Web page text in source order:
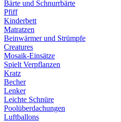
Bärte und Schnurrbärte
Pfiff
Kinderbett
Matratzen
Beinwärmer und Strümpfe
Creatures
Mosaik-Einsätze
Spielt Verpflanzen
Kratz
Becher
Lenker
Leichte Schnüre
Poolüberdachungen
Luftballons